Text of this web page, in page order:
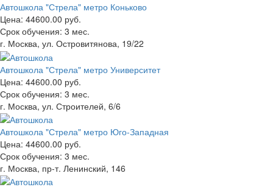
Автошкола "Стрела" метро Коньково
Цена: 44600.00 руб.
Срок обучения: 3 мес.
г. Москва, ул. Островитянова, 19/22
Автошкола "Стрела" метро Университет
Цена: 44600.00 руб.
Срок обучения: 3 мес.
г. Москва, ул. Строителей, 6/6
Автошкола "Стрела" метро Юго-Западная
Цена: 44600.00 руб.
Срок обучения: 3 мес.
г. Москва, пр-т. Ленинский, 146